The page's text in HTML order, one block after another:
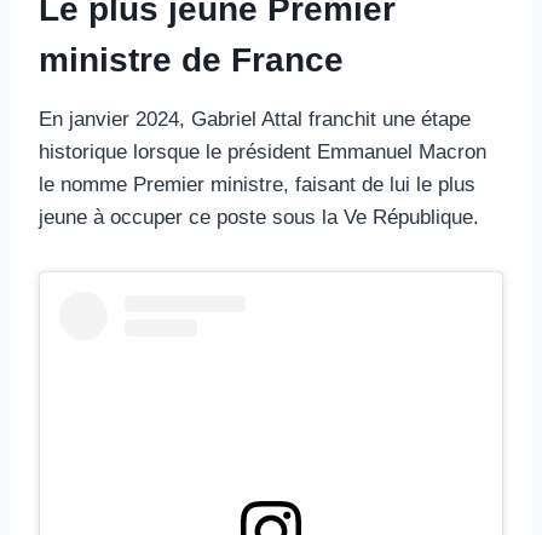
Le plus jeune Premier
ministre de France
En janvier 2024, Gabriel Attal franchit une étape
historique lorsque le président Emmanuel Macron
le nomme Premier ministre, faisant de lui le plus
jeune à occuper ce poste sous la Ve République.